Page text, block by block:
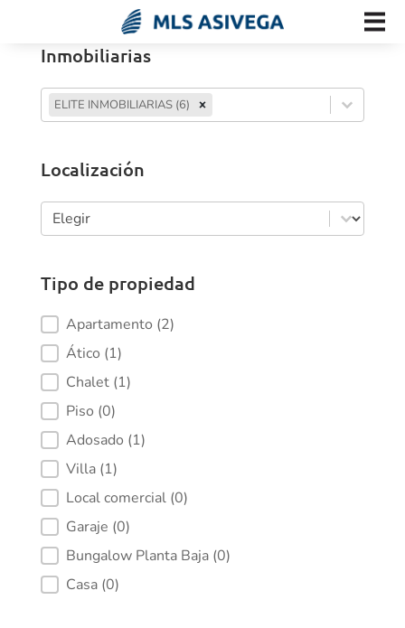
Inmobiliarias
Inmobiliarias
Inmobiliarias
ELITE INMOBILIARIAS (6)
Localización
Localización
Localización
Tipo de propiedad
Tipo de propiedad
Apartamento (2)
Ático (1)
Chalet (1)
Piso (0)
Adosado (1)
Villa (1)
Local comercial (0)
Garaje (0)
Bungalow Planta Baja (0)
Casa (0)